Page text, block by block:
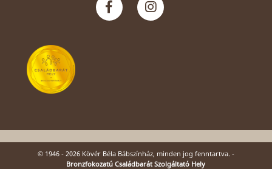
© 1946 - 2026 Kövér Béla Bábszínház, minden jog fenntartva. -
Bronzfokozatú Családbarát Szolgáltató Hely